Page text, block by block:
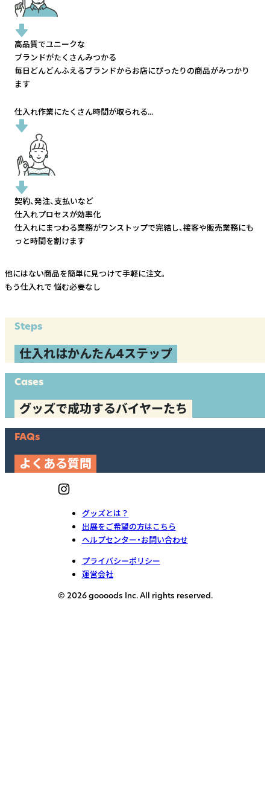
高品質でユニークな
ブランドがたくさんみつかる
毎日どんどんふえるブランドからお店にぴったりの商品がみつかり
ます
仕入れ作業にたくさん時間が取られる...
契約、発注、支払いなど
仕入れプロセスが効率化
仕入れにまつわる業務がワンストップで完結し、接客や販売業務にも
っと時間を割けます
他にはない商品を簡単に見つけて手軽に注文。
もう仕入れで 悩む必要なし
Steps
仕入れはかんたん4ステップ
Cases
グッズで成功するバイヤーたち
FAQs
よくある質問
グッズとは？
出展をご希望の方はこちら
ヘルプセンター・お問い合わせ
プライバシーポリシー
運営会社
© 2026 goooods Inc. All rights reserved.